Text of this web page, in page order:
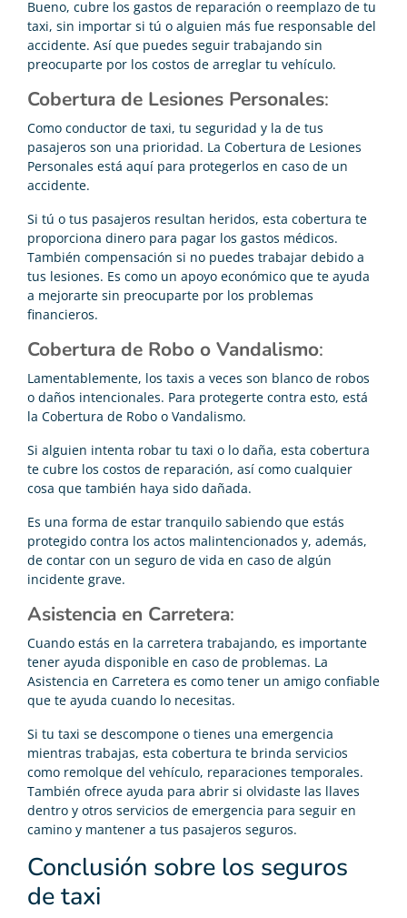
Bueno, cubre los gastos de reparación o reemplazo de tu
taxi, sin importar si tú o alguien más fue responsable del
accidente. Así que puedes seguir trabajando sin
preocuparte por los costos de arreglar tu vehículo.
Cobertura de Lesiones Personales:
Como conductor de taxi, tu seguridad y la de tus
pasajeros son una prioridad. La Cobertura de Lesiones
Personales está aquí para protegerlos en caso de un
accidente.
Si tú o tus pasajeros resultan heridos, esta cobertura te
proporciona dinero para pagar los gastos médicos.
También compensación si no puedes trabajar debido a
tus lesiones. Es como un apoyo económico que te ayuda
a mejorarte sin preocuparte por los problemas
financieros.
Cobertura de Robo o Vandalismo:
Lamentablemente, los taxis a veces son blanco de robos
o daños intencionales. Para protegerte contra esto, está
la Cobertura de Robo o Vandalismo.
Si alguien intenta robar tu taxi o lo daña, esta cobertura
te cubre los costos de reparación, así como cualquier
cosa que también haya sido dañada.
Es una forma de estar tranquilo sabiendo que estás
protegido contra los actos malintencionados y, además,
de contar con un seguro de vida en caso de algún
incidente grave.
Asistencia en Carretera:
Cuando estás en la carretera trabajando, es importante
tener ayuda disponible en caso de problemas. La
Asistencia en Carretera es como tener un amigo confiable
que te ayuda cuando lo necesitas.
Si tu taxi se descompone o tienes una emergencia
mientras trabajas, esta cobertura te brinda servicios
como remolque del vehículo, reparaciones temporales.
También ofrece ayuda para abrir si olvidaste las llaves
dentro y otros servicios de emergencia para seguir en
camino y mantener a tus pasajeros seguros.
Conclusión sobre los seguros
de taxi